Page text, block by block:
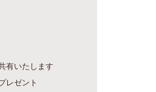
有いたします
レゼント